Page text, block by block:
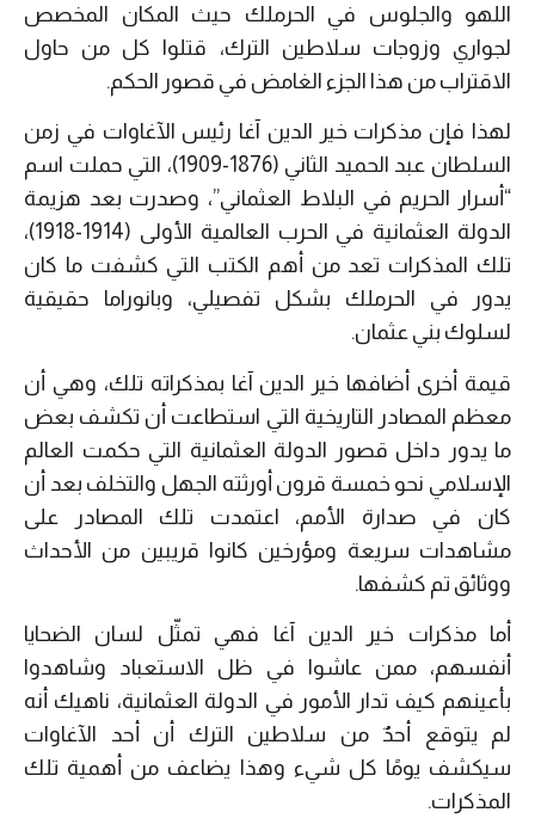
اللهو والجلوس في الحرملك حيث المكان المخصص
لجواري وزوجات سلاطين الترك، قتلوا كل من حاول
الاقتراب من هذا الجزء الغامض في قصور الحكم.
لهذا فإن مذكرات خير الدين آغا رئيس الآغاوات في زمن
السلطان عبد الحميد الثاني (1876-1909)، التي حملت اسم
“أسرار الحريم في البلاط العثماني”، وصدرت بعد هزيمة
الدولة العثمانية في الحرب العالمية الأولى (1914-1918)،
تلك المذكرات تعد من أهم الكتب التي كشفت ما كان
يدور في الحرملك بشكل تفصيلي، وبانوراما حقيقية
لسلوك بني عثمان.
قيمة أخرى أضافها خير الدين آغا بمذكراته تلك، وهي أن
معظم المصادر التاريخية التي استطاعت أن تكشف بعض
ما يدور داخل قصور الدولة العثمانية التي حكمت العالم
الإسلامي نحو خمسة قرون أورثته الجهل والتخلف بعد أن
كان في صدارة الأمم، اعتمدت تلك المصادر على
مشاهدات سريعة ومؤرخين كانوا قريبين من الأحداث
ووثائق تم كشفها.
أما مذكرات خير الدين آغا فهي تمثّل لسان الضحايا
أنفسهم، ممن عاشوا في ظل الاستعباد وشاهدوا
بأعينهم كيف تدار الأمور في الدولة العثمانية، ناهيك أنه
لم يتوقع أحدٌ من سلاطين الترك أن أحد الآغاوات
سيكشف يومًا كل شيء وهذا يضاعف من أهمية تلك
المذكرات.